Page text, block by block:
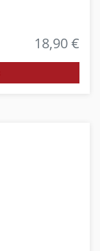
18,90 €